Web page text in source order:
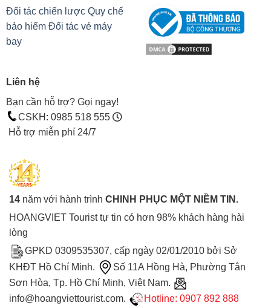
Đối tác chiến lược Quy chế
bảo hiểm Đối tác vé máy
bay
Liên hệ
Bạn cần hỗ trợ? Gọi ngay!
CSKH: 0985 518 555
Hỗ trợ miễn phí 24/7
14 năm với hành trình CHINH PHỤC MỘT NIỀM TIN.
HOANGVIET Tourist tự tin có hơn 98% khách hàng hài
lòng
GPKD 0309535307, cấp ngày 02/01/2010 bởi Sở
KHĐT Hồ Chí Minh.
Số 11A Hồng Hà, Phường Tân
Sơn Hòa, Tp. Hồ Chí Minh, Việt Nam.
info@hoangviettourist.com.
Hotline: 0907 892 888